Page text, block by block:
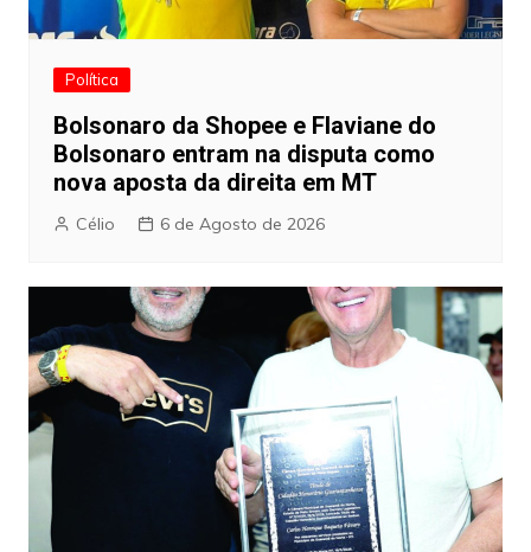
Política
Bolsonaro da Shopee e Flaviane do
Bolsonaro entram na disputa como
nova aposta da direita em MT
Célio 6 de Agosto de 2026